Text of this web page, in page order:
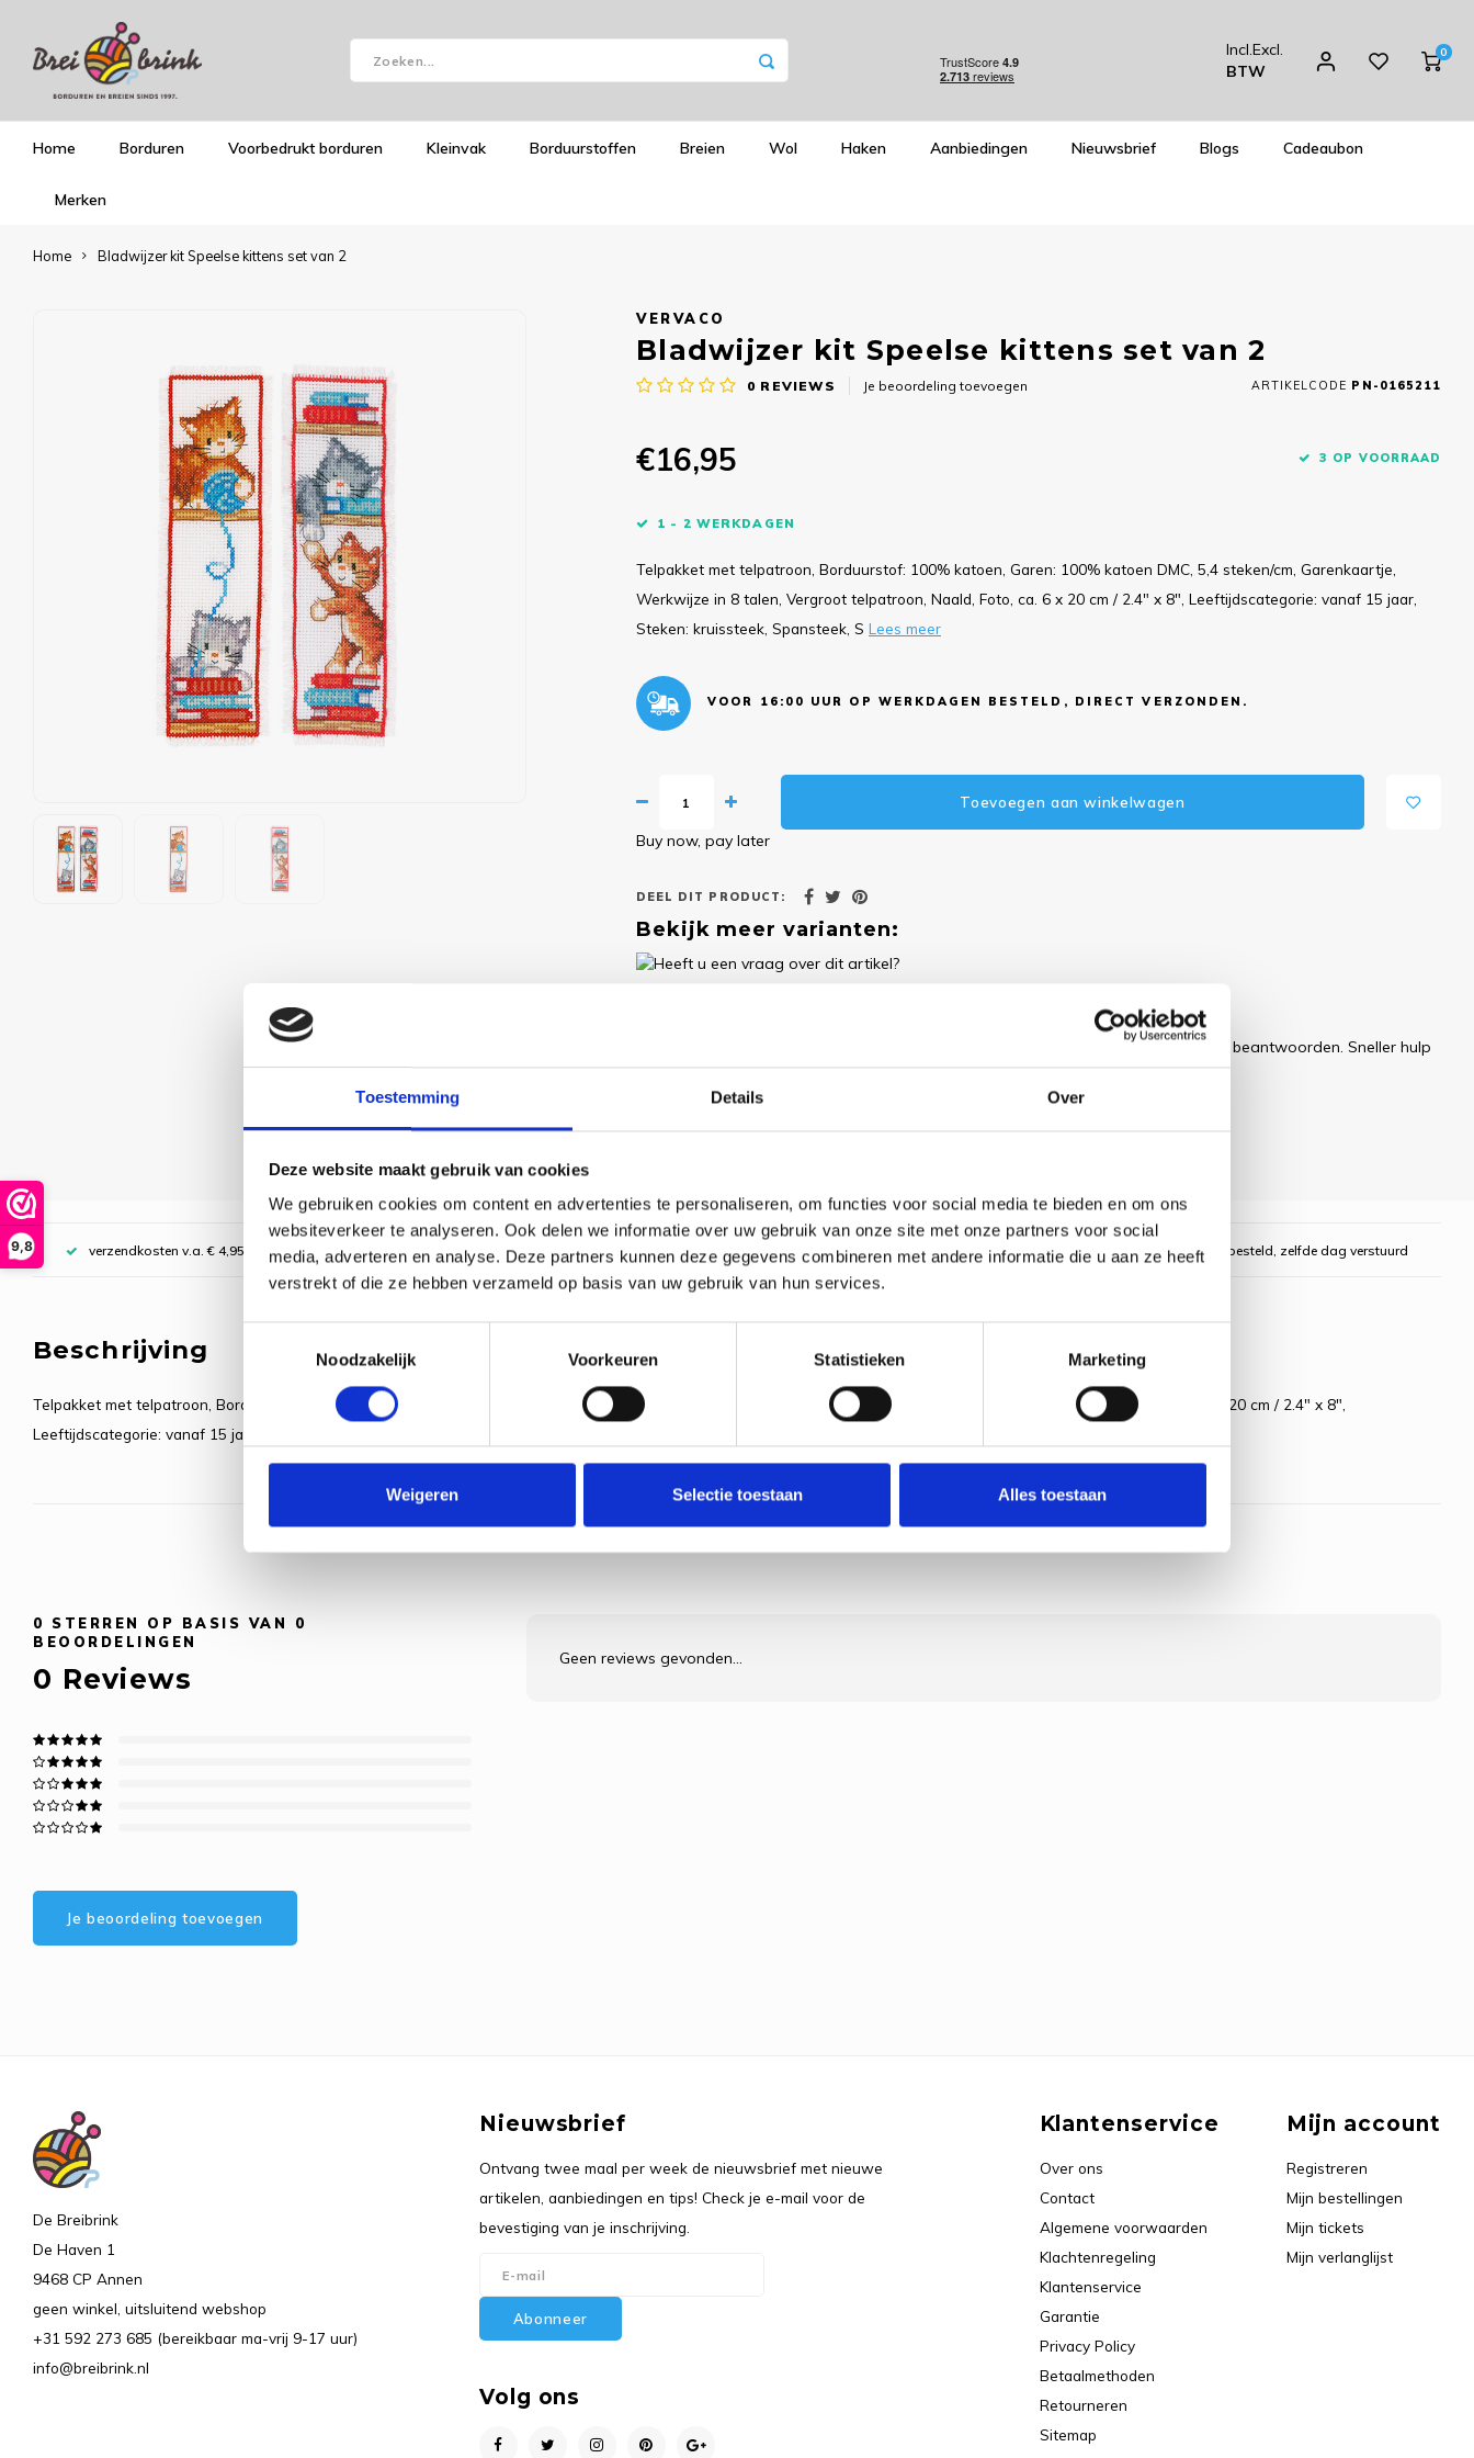
Toestemming Details Over
Deze website maakt gebruik van cookies
We gebruiken cookies om content en advertenties te personaliseren, om functies voor social media te bieden en om ons
websiteverkeer te analyseren. Ook delen we informatie over uw gebruik van onze site met onze partners voor social
media, adverteren en analyse. Deze partners kunnen deze gegevens combineren met andere informatie die u aan ze heeft
verstrekt of die ze hebben verzameld op basis van uw gebruik van hun services.
Noodzakelijk
Voorkeuren Statistieken Marketing
Weigeren Selectie toestaan Alles toestaan
9,8
Incl.Excl.
BTW
0
Home Borduren Voorbedrukt borduren Kleinvak Borduurstoffen Breien Wol Haken Aanbiedingen Nieuwsbrief Blogs Cadeaubon
Merken
Home Bladwijzer kit Speelse kittens set van 2
VERVACO
Bladwijzer kit Speelse kittens set van 2
0 REVIEWS Je beoordeling toevoegen ARTIKELCODE PN-0165211
€16,95 3 OP VOORRAAD
1 - 2 WERKDAGEN
Telpakket met telpatroon, Borduurstof: 100% katoen, Garen: 100% katoen DMC, 5,4 steken/cm, Garenkaartje,
Werkwijze in 8 talen, Vergroot telpatroon, Naald, Foto, ca. 6 x 20 cm / 2.4" x 8", Leeftijdscategorie: vanaf 15 jaar,
Steken: kruissteek, Spansteek, S Lees meer
VOOR 16:00 UUR OP WERKDAGEN BESTELD, DIRECT VERZONDEN.
Toevoegen aan winkelwagen
Buy now, pay later
DEEL DIT PRODUCT:
Bekijk meer varianten:
Heeft u een vraag over dit artikel?
Onze medewerker helpt u met plezier! We proberen uw e-mail zo snel mogelijk te beantwoorden. Sneller hulp
nodig? Bel onze klantenservice: 0592273685.
verzendkosten v.a. € 4,95, boven € 70,00 gratis (NL) Goedgekeurd door Webwinkelkeur betaling achteraf mogelijk Voor 16:00 uur besteld, zelfde dag verstuurd
Beschrijving
Telpakket met telpatroon, Borduurstof: 100% katoen, Garen: 100% katoen DMC, 5,4 steken/cm, Garenkaartje, Werkwijze in 8 talen, Vergroot telpatroon, Naald, Foto, ca. 6 x 20 cm / 2.4" x 8",
Leeftijdscategorie: vanaf 15 jaar, Steken: kruissteek, Spansteek, Stiksteek, Aantal kleuren: 17, Moeilijkheidsgraad: Gemakkelijk,
0 STERREN OP BASIS VAN 0
BEOORDELINGEN
0 Reviews
Je beoordeling toevoegen
Geen reviews gevonden...
De Breibrink
De Haven 1
9468 CP Annen
geen winkel, uitsluitend webshop
+31 592 273 685 (bereikbaar ma-vrij 9-17 uur)
info@breibrink.nl
Nieuwsbrief
Ontvang twee maal per week de nieuwsbrief met nieuwe
artikelen, aanbiedingen en tips! Check je e-mail voor de
bevestiging van je inschrijving.
Abonneer
Volg ons
Klantenservice
Over ons
Contact
Algemene voorwaarden
Klachtenregeling
Klantenservice
Garantie
Privacy Policy
Betaalmethoden
Retourneren
Sitemap
Mijn account
Registreren
Mijn bestellingen
Mijn tickets
Mijn verlanglijst